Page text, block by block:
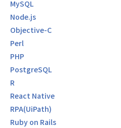
MySQL
Node.js
Objective-C
Perl
PHP
PostgreSQL
R
React Native
RPA(UiPath)
Ruby on Rails